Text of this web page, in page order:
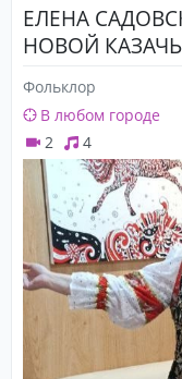
ЕЛЕНА
НОВОЙ
Фольклор
В любом городе
2
4